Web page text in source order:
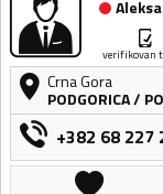
verifikovan
Crna Gora
PODGORICA/
+382 68 227